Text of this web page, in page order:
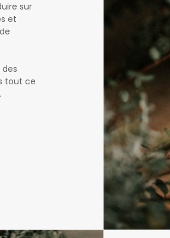
sur
et
tout ce